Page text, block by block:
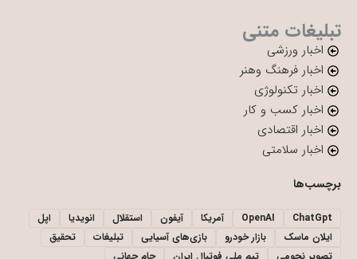
تبلیغات متنی
اخبار ورزشی
اخبار فرهنگ وهنر
اخبار تکنولوژی
اخبار کسب و کار
اخبار اقتصادی
اخبار سلامتی
برچسب‌ها
ChatGpt
OpenAI آمریکا آیفون استقلال انویدیا
اپل
ایلان ماسک
بازار خودرو بازی‌های آسیایی تبلیغات
تحقیق